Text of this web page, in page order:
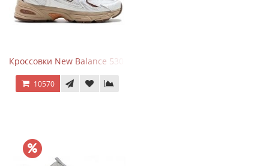
Кроссовки New Balance 530 x Niko and... Off White
10570